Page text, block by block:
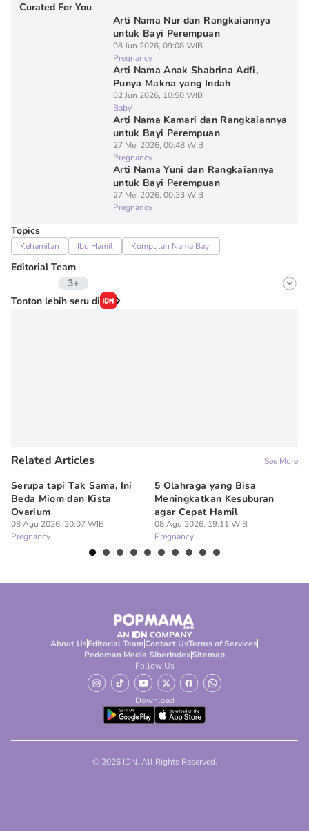
Curated For You
Arti Nama Nur dan Rangkaiannya
untuk Bayi Perempuan
08 Jun 2026, 09:08 WIB
Pregnancy
Arti Nama Anak Shabrina Adfi,
Punya Makna yang Indah
02 Jun 2026, 10:50 WIB
Baby
Arti Nama Kamari dan Rangkaiannya
untuk Bayi Perempuan
27 Mei 2026, 00:48 WIB
Pregnancy
Arti Nama Yuni dan Rangkaiannya
untuk Bayi Perempuan
27 Mei 2026, 00:33 WIB
Pregnancy
Topics
Kehamilan Ibu Hamil Kumpulan Nama Bayi
Editorial Team
3+
Editor
Tonton lebih seru di
Related Articles See More
Serupa tapi Tak Sama, Ini
Beda Miom dan Kista
Ovarium
08 Agu 2026, 20:07 WIB
Pregnancy
5 Olahraga yang Bisa
Meningkatkan Kesuburan
agar Cepat Hamil
08 Agu 2026, 19:11 WIB
Pregnancy
About UsEditorial TeamContact UsTerms of Services
Pedoman Media SiberIndexSitemap
Follow Us
Download
© 2026 IDN. All Rights Reserved.